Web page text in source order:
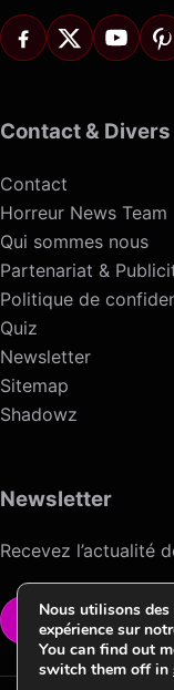
Contact & Divers
Contact
Horreur News Team
Qui sommes nous
Partenariat &
Politique de
Quiz
Newsletter
Sitemap
Shadowz
Newsletter
Recevez l’actualité
VOIR LA
Nous utilisons
expérience sur
You can find out
switch them off in